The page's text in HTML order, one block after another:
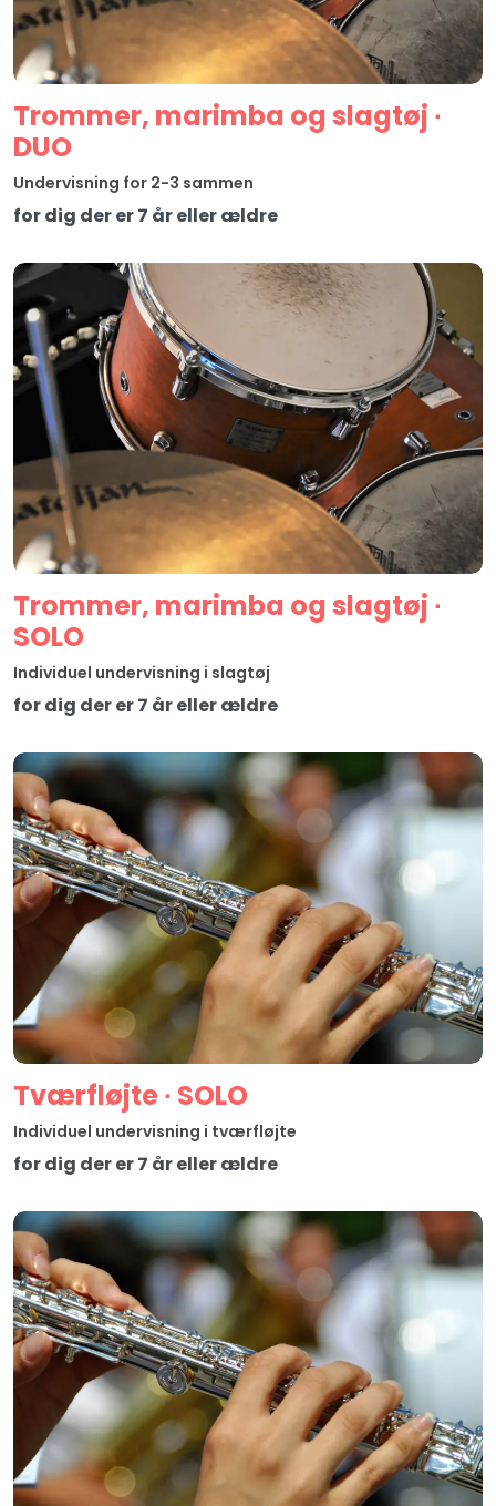
Trommer, marimba og slagtøj ∙
DUO
Undervisning for 2-3 sammen
for dig der er 7 år eller ældre
Trommer, marimba og slagtøj ∙
SOLO
Individuel undervisning i slagtøj
for dig der er 7 år eller ældre
Tværfløjte ∙ SOLO
Individuel undervisning i tværfløjte
for dig der er 7 år eller ældre